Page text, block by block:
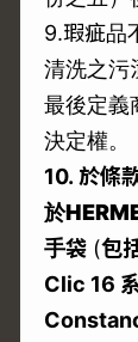
9.瑕疵品
清洗之污
最後定義
決定權。
10. 於條
於
手袋 (包
Clic 16